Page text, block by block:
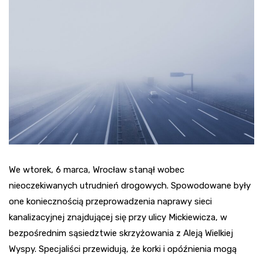
We wtorek, 6 marca, Wrocław stanął wobec
nieoczekiwanych utrudnień drogowych. Spowodowane były
one koniecznością przeprowadzenia naprawy sieci
kanalizacyjnej znajdującej się przy ulicy Mickiewicza, w
bezpośrednim sąsiedztwie skrzyżowania z Aleją Wielkiej
Wyspy. Specjaliści przewidują, że korki i opóźnienia mogą